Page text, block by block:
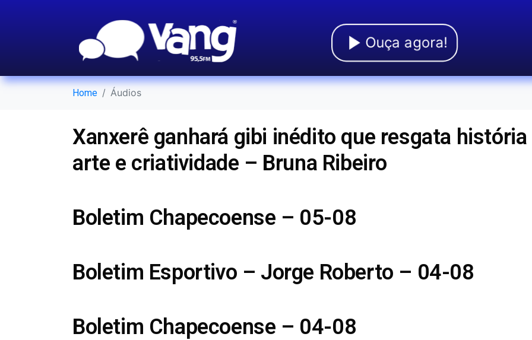
Ouça agora!
Home Áudios
Xanxerê ganhará gibi inédito que resgata
arte e criatividade – Bruna Ribeiro
Boletim Chapecoense – 05-08
Boletim Esportivo – Jorge Roberto – 04-08
Boletim Chapecoense – 04-08